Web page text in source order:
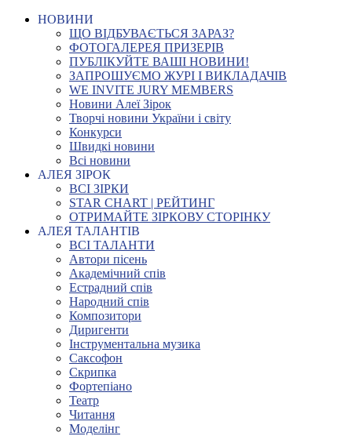
НОВИНИ
ЩО ВІДБУВАЄТЬСЯ ЗАРАЗ?
ФОТОГАЛЕРЕЯ ПРИЗЕРІВ
ПУБЛІКУЙТЕ ВАШІ НОВИНИ!
ЗАПРОШУЄМО ЖУРІ І ВИКЛАДАЧІВ
WE INVITE JURY MEMBERS
Новини Алеї Зірок
Творчі новини України і світу
Конкурси
Швидкі новини
Всі новини
АЛЕЯ ЗІРОК
ВСІ ЗІРКИ
STAR CHART | РЕЙТИНГ
ОТРИМАЙТЕ ЗІРКОВУ СТОРІНКУ
АЛЕЯ ТАЛАНТІВ
ВСІ ТАЛАНТИ
Автори пісень
Академічний спів
Естрадний спів
Народний спів
Композитори
Диригенти
Інструментальна музика
Саксофон
Скрипка
Фортепіано
Театр
Читання
Моделінг